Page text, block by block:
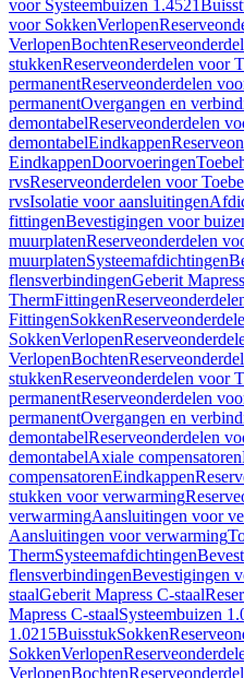
voor Systeembuizen 1.4521
voor SokkenVerlopen
VerlopenBochten
stukkenReserveonderdelen voor
permanentReserveonderdelen
permanentOvergangen en
demontabelReserveonderdelen
demontabelEindkappen
EindkappenDoorvoeringen
rvsReserveonderdelen voor
rvsIsolatie voor aansluitingen
fittingenBevestigingen voor
muurplatenReserveonderdelen
muurplatenSysteemafdichtingen
flensverbindingenGeberit
ThermFittingen
FittingenSokken
SokkenVerlopen
VerlopenBochten
stukkenReserveonderdelen voor
permanentReserveonderdelen
permanentOvergangen en
demontabelReserveonderdelen
demontabelAxiale compensatoren
compensatorenEindkappen
stukken voor verwarming
verwarmingAansluitingen voor
Aansluitingen voor verwarming
ThermSysteemafdichtingen
flensverbindingenBevestigingen
staalGeberit Mapress C-staal
Mapress C-staalSysteembuizen
1.0215BuisstukSokken
SokkenVerlopen
VerlopenBochten